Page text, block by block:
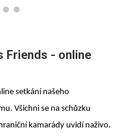
Friends - online
setkání našeho
Všichni se na schůzku
kamarády uvidí naživo.